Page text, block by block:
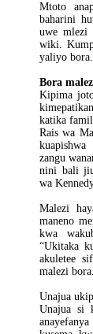
Mtoto
baharini
uwe mlezi
wiki.
yaliyo
Bora
Kipima
katika
Rais wa
zangu
nini bali
wa
Malezi
maneno
kwa
“Ukitaka
akuletee
malezi bora.
Unajua
Unajua si